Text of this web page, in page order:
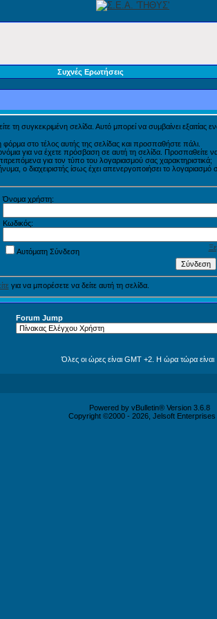
Συχνές Ερωτήσεις
τη συγκεκριμένη σελίδα. Αυτό μπορεί να συμβαίνει
στο τέλος αυτής της σελίδας και προσπαθήστε πάλι.
για να έχετε πρόσβαση σε αυτή τη σελίδα.
για τον τύπο του λογαριασμού σας χαρακτηριστικά;
ο διαχειριστής ίσως έχει απενεργοποιήσει το λογαριασμό
Όνομα χρήστη:
Κωδικός:
Αυτόματη Σύνδεση
για να μπορέσετε να δείτε αυτή τη σελίδα.
Forum Jump
Όλες οι ώρες είναι GMT +2. Η ώρα τώρα είναι
Powered by vBulletin® Version 3.6.8
Copyright ©2000 - 2026, Jelsoft Enterprises